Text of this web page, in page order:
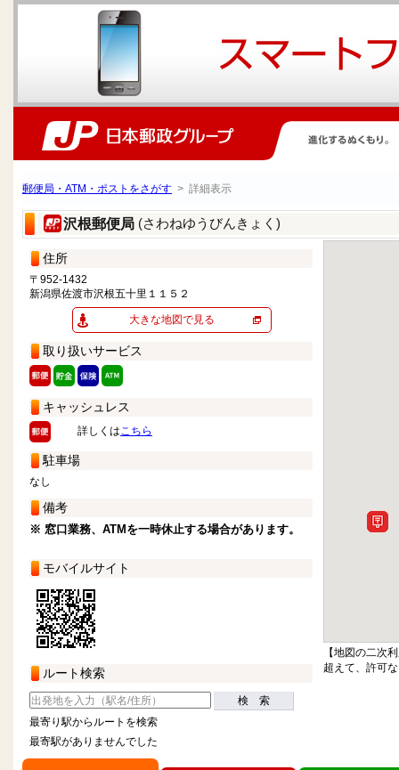
郵便局・ATM・ポストをさがす > 詳細表示
沢根郵便局 (さわねゆうびんきょく)
住所
〒952-1432
新潟県佐渡市沢根五十里１１５２
大きな地図で見る
取り扱いサービス
キャッシュレス
詳しくはこちら
駐車場
なし
備考
※ 窓口業務、ATMを一時休止する場合があります。
モバイルサイト
ルート検索
検 索
最寄り駅からルートを検索
最寄駅がありませんでした
【地図の二次
超えて、許可